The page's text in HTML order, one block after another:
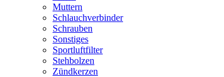
Muttern
Schlauchverbinder
Schrauben
Sonstiges
Sportluftfilter
Stehbolzen
Zündkerzen